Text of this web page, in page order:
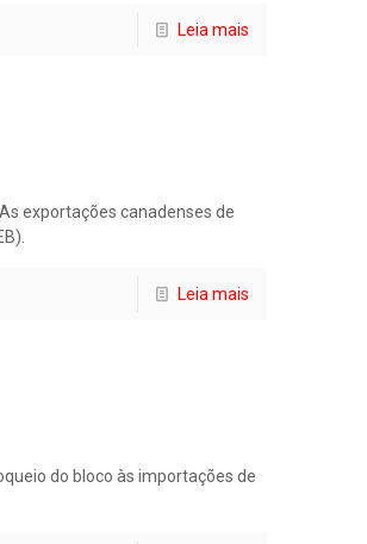
Leia mais
exportações canadenses de
Leia mais
do bloco às importações de